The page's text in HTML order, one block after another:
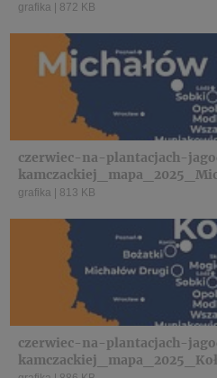
grafika 872 KB
czerwiec-na-plantacjach-
grafika 813 KB
czerwiec-na-plantacjach-